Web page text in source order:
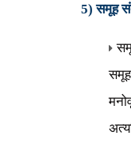
5) समूह